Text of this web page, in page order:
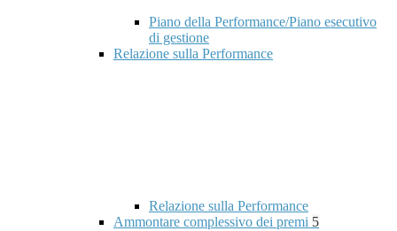
Piano della Performance/Piano esecutivo
di gestione
Relazione sulla Performance
Relazione sulla Performance
Ammontare complessivo dei premi 5